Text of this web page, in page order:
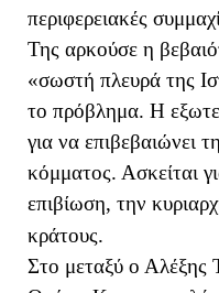
περιφερειακές
Της αρκούσε η
«σωστή πλευρά της
το πρόβλημα. Η
για να επιβεβαιώνει
κόμματος. Ασκείται
επιβίωση, την
κράτους.
Στο μεταξύ ο Αλέξης